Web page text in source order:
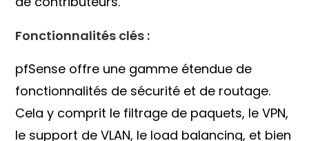
Fonctionnalités clés :
pfSense offre une gamme étendue de
fonctionnalités de sécurité et de routage.
Cela y comprit le filtrage de paquets, le VPN,
le support de VLAN, le load balancing, et bien